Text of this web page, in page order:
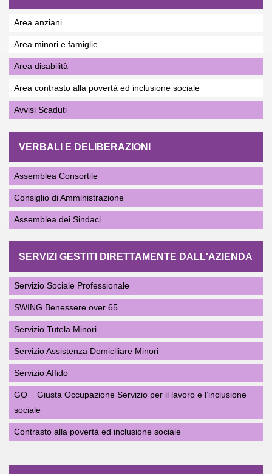
Area anziani
Area minori e famiglie
Area disabilità
Area contrasto alla povertà ed inclusione sociale
Avvisi Scaduti
VERBALI E DELIBERAZIONI
Assemblea Consortile
Consiglio di Amministrazione
Assemblea dei Sindaci
SERVIZI GESTITI DIRETTAMENTE DALL'AZIENDA
Servizio Sociale Professionale
SWING Benessere over 65
Servizio Tutela Minori
Servizio Assistenza Domiciliare Minori
Servizio Affido
GO _ Giusta Occupazione Servizio per il lavoro e l’inclusione
sociale
Contrasto alla povertà ed inclusione sociale